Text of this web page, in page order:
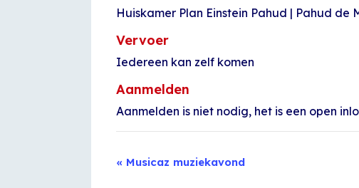
Huiskamer Plan Einstein Pahud | Pahud de
Vervoer
Iedereen kan zelf komen
Aanmelden
Aanmelden is niet nodig, het is een open
Evenement
« Musicaz muziekavond